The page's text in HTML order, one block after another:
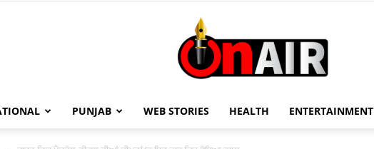
PUNJAB WEB STORIES HEALTH ENTERTAINMENT